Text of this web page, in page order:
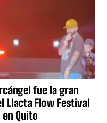
fue la gran
Llacta Flow Festival
en Quito